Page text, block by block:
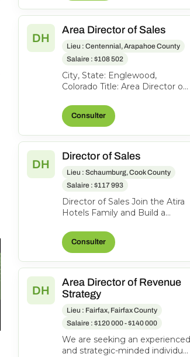
DH
Area Director of Sales
Lieu : Centennial, Arapahoe County
Salaire : $108 502
City, State: Englewood,
Colorado Title: Area Director of
FLSA: Exempt Status: F ull-
time...
Consulter
DH
Director of Sales
Lieu : Schaumburg, Cook County
Salaire : $117 993
Director of Sales Join the Atira
Hotels Family and Build a
Location: Hyatt Place
Schaumbu...
Consulter
DH
Area Director of Revenue
Strategy
Lieu : Fairfax, Fairfax County
Salaire : $120 000 - $140 000
We are seeking an experienced
and strategic-minded individual